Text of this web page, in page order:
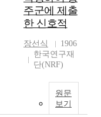
주군에 제출
한 신호적
장선식
1906
한국연구재
단(NRF)
원문
보기